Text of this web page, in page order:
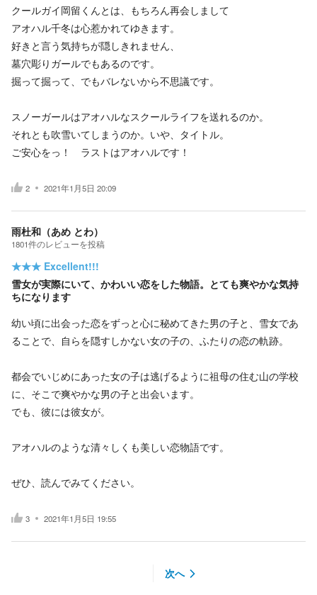
クールガイ岡留くんとは、もちろん再会しまして
アオハル千冬は心惹かれてゆきます。
好きと言う気持ちが隠しきれません、
墓穴彫りガールでもあるのです。
掘って掘って、でもバレないから不思議です。
スノーガールはアオハルなスクールライフを送れるのか。
それとも吹雪いてしまうのか。いや、タイトル。
ご安心をっ！ ラストはアオハルです！
2 2021年1月5日 20:09
雨杜和（あめ とわ）
1801件のレビューを投稿
★★★ Excellent!!!
雪女が実際にいて、かわいい恋をした物語。とても爽やかな気持
ちになります
幼い頃に出会った恋をずっと心に秘めてきた男の子と、雪女であ
ることで、自らを隠すしかない女の子の、ふたりの恋の軌跡。
都会でいじめにあった女の子は逃げるように祖母の住む山の学校
に、そこで爽やかな男の子と出会います。
でも、彼には彼女が。
アオハルのような清々しくも美しい恋物語です。
ぜひ、読んでみてください。
3 2021年1月5日 19:55
次へ